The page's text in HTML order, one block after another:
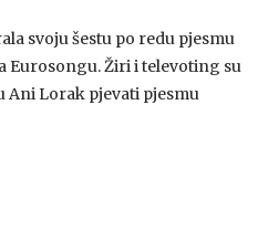
svoju šestu po redu pjesmu
Eurosongu. Žiri i televoting su
Ani Lorak pjevati pjesmu